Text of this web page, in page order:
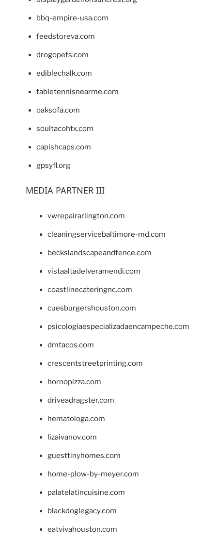
bbq-empire-usa.com
feedstoreva.com
drogopets.com
ediblechalk.com
tabletennisnearme.com
oaksofa.com
soultacohtx.com
capishcaps.com
gpsyfl.org
MEDIA PARTNER III
vwrepairarlington.com
cleaningservicebaltimore-md.com
beckslandscapeandfence.com
vistaaltadelveramendi.com
coastlinecateringnc.com
cuesburgershouston.com
psicologiaespecializadaencampeche.com
dmtacos.com
crescentstreetprinting.com
hornopizza.com
driveadragster.com
hematologa.com
lizaivanov.com
guesttinyhomes.com
home-plow-by-meyer.com
palatelatincuisine.com
blackdoglegacy.com
eatvivahouston.com